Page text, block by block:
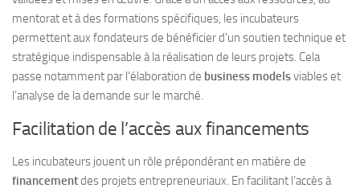
mentorat et à des formations spécifiques, les incubateurs
permettent aux fondateurs de bénéficier d’un soutien technique et
stratégique indispensable à la réalisation de leurs projets. Cela
passe notamment par l’élaboration de business modelsviables et
l’analyse de la demande sur le marché.
Facilitation de l’accès aux financements
Les incubateurs jouent un rôle prépondérant en matière de
financementdes projets entrepreneuriaux. En facilitant l’accès à